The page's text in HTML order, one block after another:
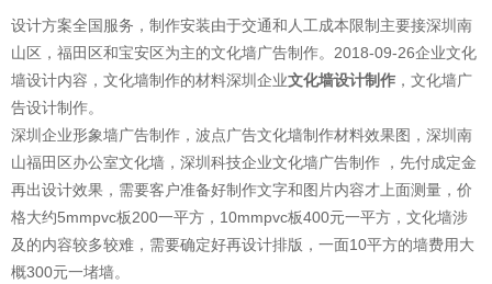
设计方案全国服务，制作安装由于交通和人工成本限制主要接深圳南
山区，福田区和宝安区为主的文化墙广告制作。2018-09-26企业文化
墙设计内容，文化墙制作的材料深圳企业文化墙设计制作 ，文化墙广
告设计制作。
深圳企业形象墙广告制作，波点广告文化墙制作材料效果图，深圳南
山福田区办公室文化墙，深圳科技企业文化墙广告制作 ，先付成定金
再出设计效果，需要客户准备好制作文字和图片内容才上面测量，价
格大约5mmpvc板200一平方，10mmpvc板400元一平方，文化墙涉
及的内容较多较难，需要确定好再设计排版，一面10平方的墙费用大
概300元一堵墙。